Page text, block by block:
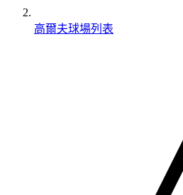
高爾夫球場列表